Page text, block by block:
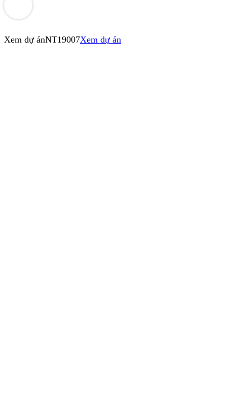
Xem dự ánNT19007Xem dự án